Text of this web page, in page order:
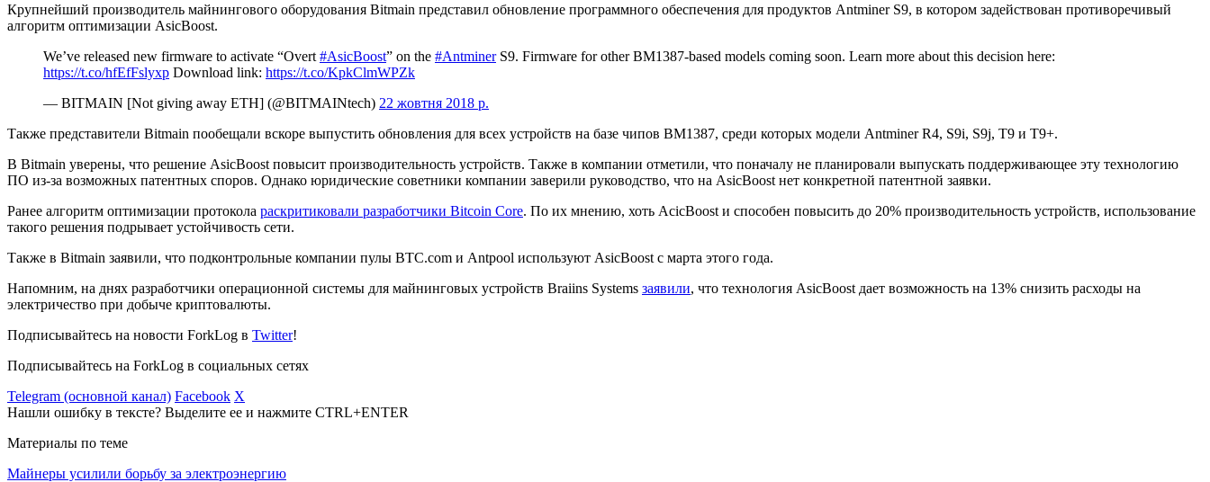
Крупнейший производитель майнингового оборудования Bitmain представил обновление программного обеспечения для продуктов Antminer S9, в котором задействован противоречивый
алгоритм оптимизации AsicBoost.
We’ve released new firmware to activate “Overt #AsicBoost” on the #AntminerS9. Firmware for other BM1387-based models coming soon. Learn more about this decision here:
https://t.co/hfEfFslyxp Download link: https://t.co/KpkClmWPZk
— BITMAIN [Not giving away ETH] (@BITMAINtech) 22 жовтня 2018 р.
Также представители Bitmain пообещали вскоре выпустить обновления для всех устройств на базе чипов BM1387, среди которых модели Antminer R4, S9i, S9j, T9 и T9+.
В Bitmain уверены, что решение AsicBoost повысит производительность устройств. Также в компании отметили, что поначалу не планировали выпускать поддерживающее эту технологию
ПО из-за возможных патентных споров. Однако юридические советники компании заверили руководство, что на AsicBoost нет конкретной патентной заявки.
Ранее алгоритм оптимизации протокола раскритиковали разработчики Bitcoin Core. По их мнению, хоть AcicBoost и способен повысить до 20% производительность устройств, использование
такого решения подрывает устойчивость сети.
Также в Bitmain заявили, что подконтрольные компании пулы BTC.com и Antpool используют AsicBoost с марта этого года.
Напомним, на днях разработчики операционной системы для майнинговых устройств Braiins Systems заявили, что технология AsicBoost дает возможность на 13% снизить расходы на
электричество при добыче криптовалюты.
Подписывайтесь на новости ForkLog в Twitter!
Подписывайтесь на ForkLog в социальных сетях
Telegram (основной канал) Facebook X
Нашли ошибку в тексте? Выделите ее и нажмите CTRL+ENTER
Материалы по теме
Майнеры усилили борьбу за электроэнергию